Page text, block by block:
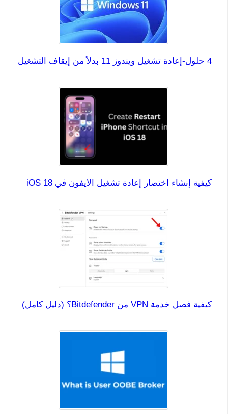
4 حلول-إعادة تشغيل ويندوز 11 بدلاً من إيقاف التشغيل
كيفية إنشاء اختصار إعادة تشغيل الايفون في iOS 18
كيفية فصل خدمة VPN من Bitdefender؟ (دليل كامل)